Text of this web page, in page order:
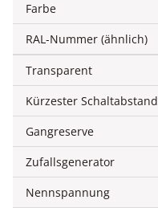
Farbe
RAL-Nummer (ähnlich)
Transparent
Kürzester Schaltabstand
Gangreserve
Zufallsgenerator
Nennspannung